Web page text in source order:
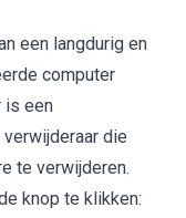
een langdurig en
computer
is een
die
te verwijderen.
knop te klikken: